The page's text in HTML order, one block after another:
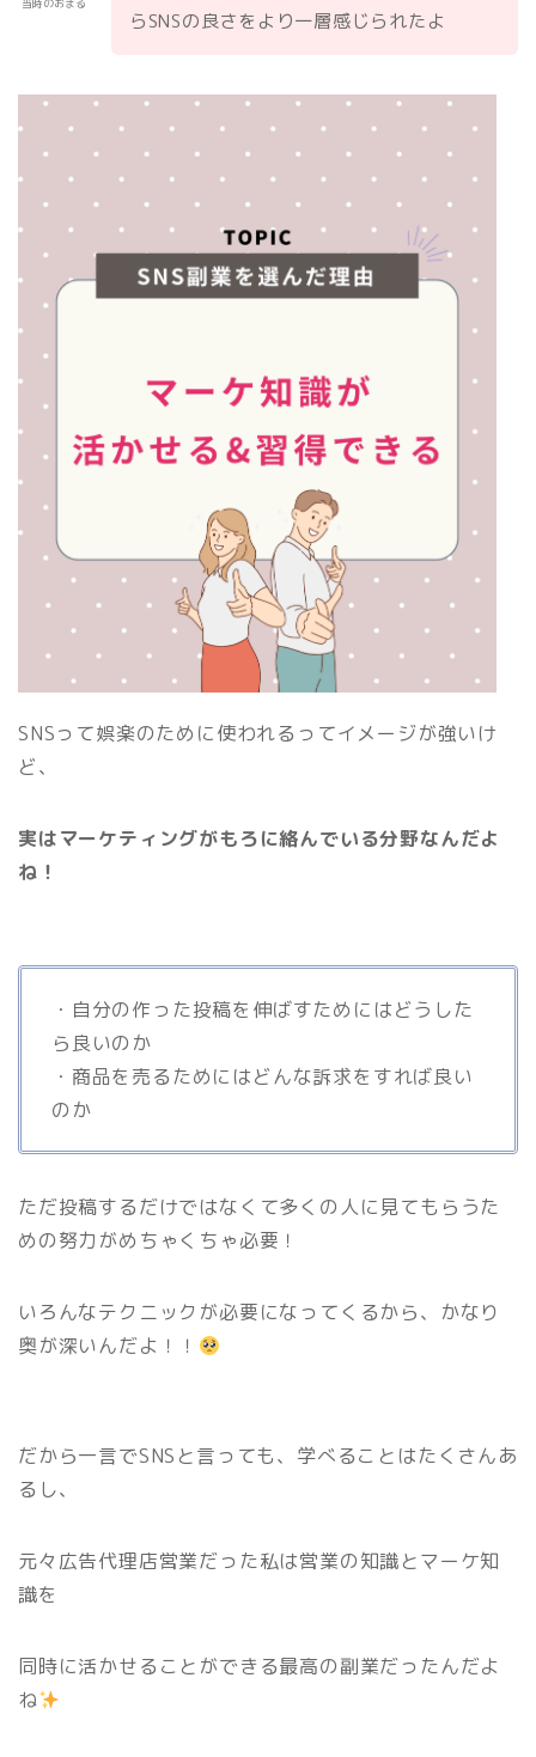
当時のおまる
らSNSの良さをより一層感じられたよ
SNSって娯楽のために使われるってイメージが強いけ
ど、
実はマーケティングがもろに絡んでいる分野なんだよ
ね！
・自分の作った投稿を伸ばすためにはどうした
ら良いのか
・商品を売るためにはどんな訴求をすれば良い
のか
ただ投稿するだけではなくて多くの人に見てもらうた
めの努力がめちゃくちゃ必要！
いろんなテクニックが必要になってくるから、かなり
奥が深いんだよ！！
だから一言でSNSと言っても、学べることはたくさんあ
るし、
元々広告代理店営業だった私は営業の知識とマーケ知
識を
同時に活かせることができる最高の副業だったんだよ
ね